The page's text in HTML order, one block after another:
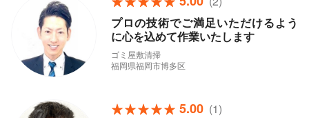
プロの技術でご満足いただけるよう
に心を込めて作業いたします
ゴミ屋敷清掃
福岡県福岡市博多区
5.00 (1)